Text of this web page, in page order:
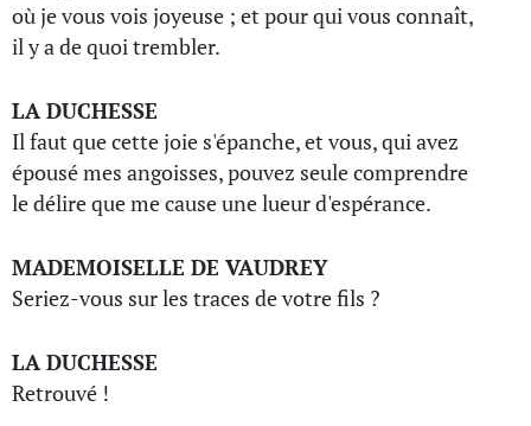
où je vous vois joyeuse ; et pour qui vous connaît,
il y a de quoi trembler.
LA DUCHESSE
Il faut que cette joie s'épanche, et vous, qui avez
épousé mes angoisses, pouvez seule comprendre
le délire que me cause une lueur d'espérance.
MADEMOISELLE DE VAUDREY
Seriez-vous sur les traces de votre fils ?
LA DUCHESSE
Retrouvé !